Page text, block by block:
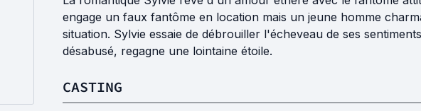
engage un faux fantôme en location mais un jeune homme
situation. Sylvie essaie de débrouiller l'écheveau de ses
désabusé, regagne une lointaine étoile.
CASTING